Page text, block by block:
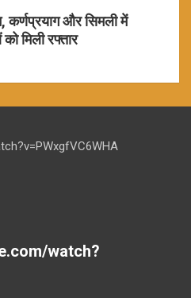
कर्णप्रयाग और सिमली में
मिली रफ्तार
watch?